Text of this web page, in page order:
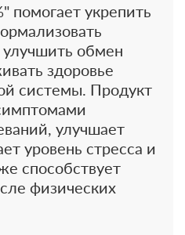
помогает укрепить
обмен
здоровье
системы. Продукт
улучшает
уровень стресса и
способствует
физических